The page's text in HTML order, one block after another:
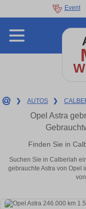
Event
❯ AUTOS ❯
Opel Astra
Finden Sie in
Suchen Sie in Calberlah
gebrauchte Astra von Opel